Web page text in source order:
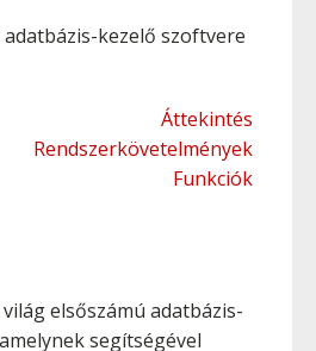
kezelő szoftvere
Áttekintés
Rendszerkövetelmények
Funkciók
elsőszámú adatbázis-
segítségével